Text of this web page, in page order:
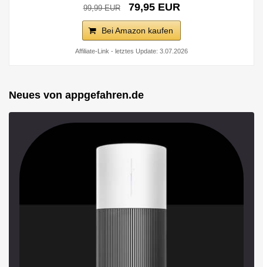
99,99 EUR 79,95 EUR
Bei Amazon kaufen
Affiliate-Link - letztes Update: 3.07.2026
Neues von appgefahren.de